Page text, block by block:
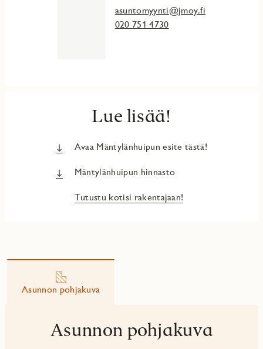
asuntomyynti@jmoy.fi
020 751 4730
Lue lisää!
Avaa Mäntylänhuipun esite tästä!
Mäntylänhuipun hinnasto
Tutustu kotisi rakentajaan!
Asunnon pohjakuva
Asunnon pohjakuva